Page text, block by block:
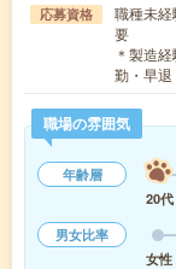
応募資格
職種未経
要
＊製造
勤・早
職場の雰囲気
年齢層
20代
男女比率
女性